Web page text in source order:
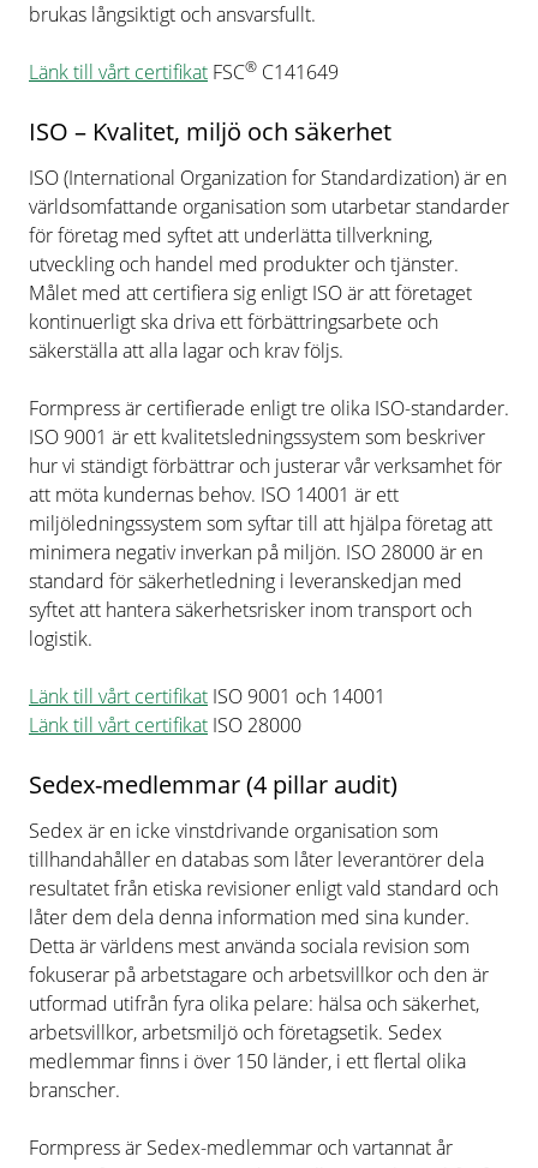
brukas långsiktigt och ansvarsfullt.
Länk till vårt certifikat FSC® C141649
ISO – Kvalitet, miljö och säkerhet
ISO (International Organization for Standardization) är en
världsomfattande organisation som utarbetar standarder
för företag med syftet att underlätta tillverkning,
utveckling och handel med produkter och tjänster.
Målet med att certifiera sig enligt ISO är att företaget
kontinuerligt ska driva ett förbättringsarbete och
säkerställa att alla lagar och krav följs.
Formpress är certifierade enligt tre olika ISO-standarder.
ISO 9001 är ett kvalitetsledningssystem som beskriver
hur vi ständigt förbättrar och justerar vår verksamhet för
att möta kundernas behov. ISO 14001 är ett
miljöledningssystem som syftar till att hjälpa företag att
minimera negativ inverkan på miljön. ISO 28000 är en
standard för säkerhetledning i leveranskedjan med
syftet att hantera säkerhetsrisker inom transport och
logistik.
Länk till vårt certifikat ISO 9001 och 14001
Länk till vårt certifikat ISO 28000
Sedex-medlemmar (4 pillar audit)
Sedex är en icke vinstdrivande organisation som
tillhandahåller en databas som låter leverantörer dela
resultatet från etiska revisioner enligt vald standard och
låter dem dela denna information med sina kunder.
Detta är världens mest använda sociala revision som
fokuserar på arbetstagare och arbetsvillkor och den är
utformad utifrån fyra olika pelare: hälsa och säkerhet,
arbetsvillkor, arbetsmiljö och företagsetik. Sedex
medlemmar finns i över 150 länder, i ett flertal olika
branscher.
Formpress är Sedex-medlemmar och vartannat år